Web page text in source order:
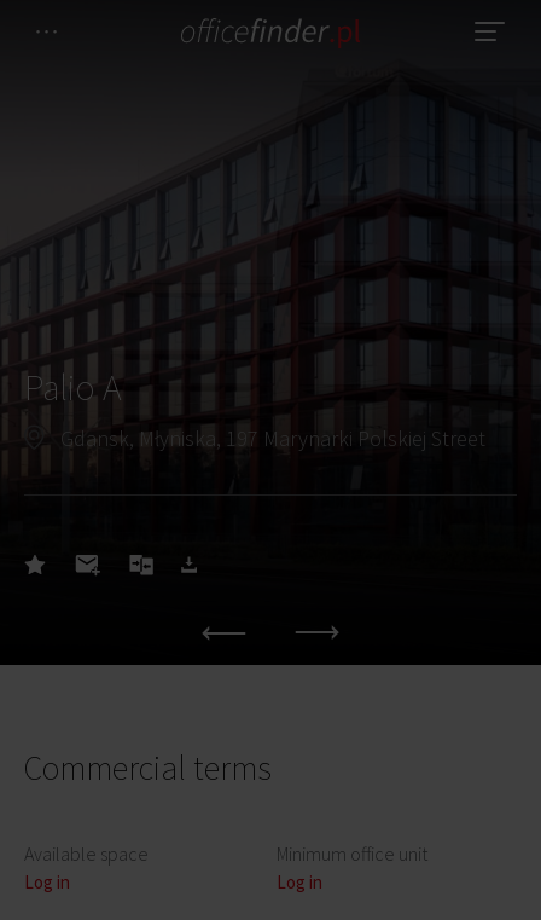
Palio A
Gdansk, Młyniska, 197 Marynarki Polskiej Street
Commercial terms
Available space
Log in
Minimum office unit
Log in